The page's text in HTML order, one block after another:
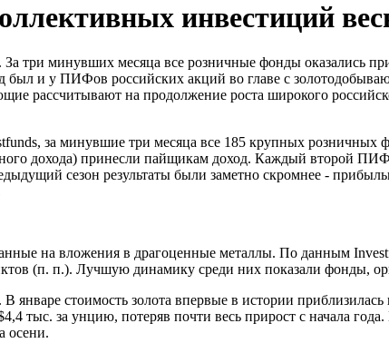
инвестиций
три минувших месяца все розничные фонды оказались
и у ПИФов российских акций во главе с
рассчитывают на продолжение роста широкого
за минувшие три месяца все 185 крупных
дохода) принесли пайщикам доход. Каждый второй ПИФ
сезон результаты были заметно скромнее -
на вложения в драгоценные металлы. По данным
(п. п.). Лучшую динамику среди них показали фонды,
январе стоимость золота впервые в истории
тыс. за унцию, потеряв почти весь прирост с начала
осени.